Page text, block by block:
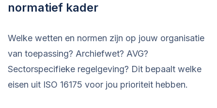
normatief kader
Welke wetten en normen zijn op jouw organisatie
van toepassing? Archiefwet? AVG?
Sectorspecifieke regelgeving? Dit bepaalt welke
eisen uit ISO 16175 voor jou prioriteit hebben.